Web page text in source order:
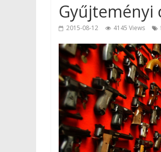
Gyűjteményi
2015-08-12 4145 Views